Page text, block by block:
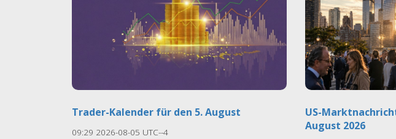
Trader-Kalender für den 5. August
09:29 2026-08-05 UTC--4
US-
August 2026